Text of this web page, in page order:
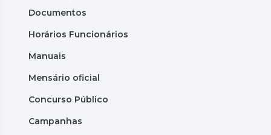
Documentos
Horários Funcionários
Manuais
Mensário oficial
Concurso Público
Campanhas